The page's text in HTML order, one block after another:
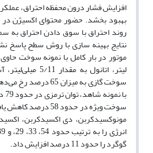
افزایش فشار درون محفظه احتراق،
بهبود بخشد. حضور محتوای اکسیژن در
روند احتراق با سوق دادن احتراق به
نتایج بهینه سازی با روش سطح پاسخ
سوخت گازی به میزان
سوخت ویژه در حدود
مونوکسیدکربن، دی اکسیدکربن،
گوگرد را حدود 11 درصد افزایش داد.